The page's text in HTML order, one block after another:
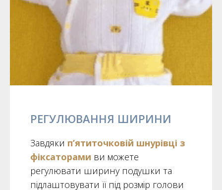
РЕГУЛЮВАННЯ ШИРИНИ
Завдяки п’ятиточковій шнурівці з
фіксаторами ви можете
регулювати ширину подушки та
підлаштовувати її під розмір голови